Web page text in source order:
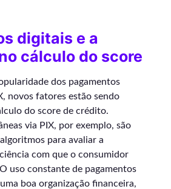
digitais e a
cálculo do score
dos pagamentos
novos fatores estão sendo
do score de crédito.
via PIX, por exemplo, são
para avaliar a
com que o consumidor
uso constante de pagamentos
boa organização financeira,